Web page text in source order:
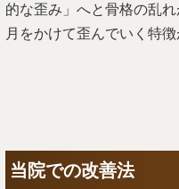
的な歪み」へと骨格の乱
月をかけて歪んでいく特徴
当院での改善法